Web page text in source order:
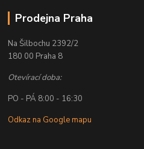
Prodejna Praha
Na Šilbochu 2392/2
180 00 Praha 8
Otevírací doba:
PO - PÁ 8:00 - 16:30
Odkaz na Google mapu